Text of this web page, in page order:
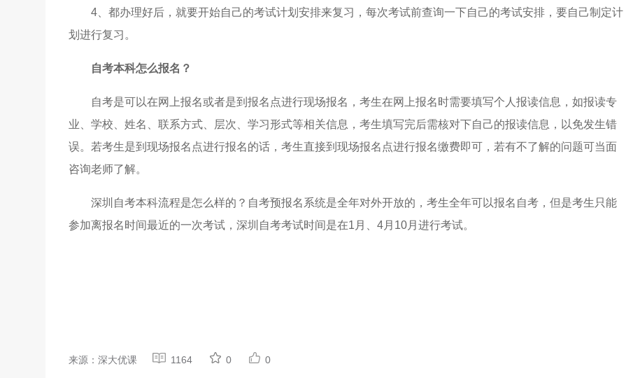
4、都办理好后，就要开始自己的考试计划安排来复习，每次考试前查询一下自己的考试安排，要自己制定计
划进行复习。
自考本科怎么报名？
自考是可以在网上报名或者是到报名点进行现场报名，考生在网上报名时需要填写个人报读信息，如报读专
业、学校、姓名、联系方式、层次、学习形式等相关信息，考生填写完后需核对下自己的报读信息，以免发生错
误。若考生是到现场报名点进行报名的话，考生直接到现场报名点进行报名缴费即可，若有不了解的问题可当面
咨询老师了解。
深圳自考本科流程是怎么样的？自考预报名系统是全年对外开放的，考生全年可以报名自考，但是考生只能
参加离报名时间最近的一次考试，深圳自考考试时间是在1月、4月10月进行考试。
来源：深大优课 1164 0 0